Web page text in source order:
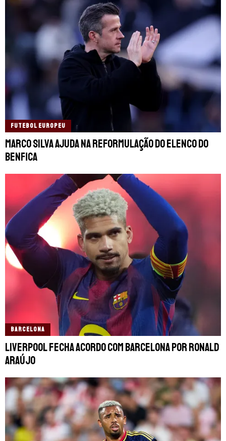
FUTEBOL EUROPEU
Marco Silva ajuda na reformulação do elenco do
Benfica
BARCELONA
Liverpool fecha acordo com Barcelona por Ronald
Araújo